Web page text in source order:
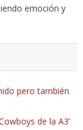
emoción y
pero también
de la A3’